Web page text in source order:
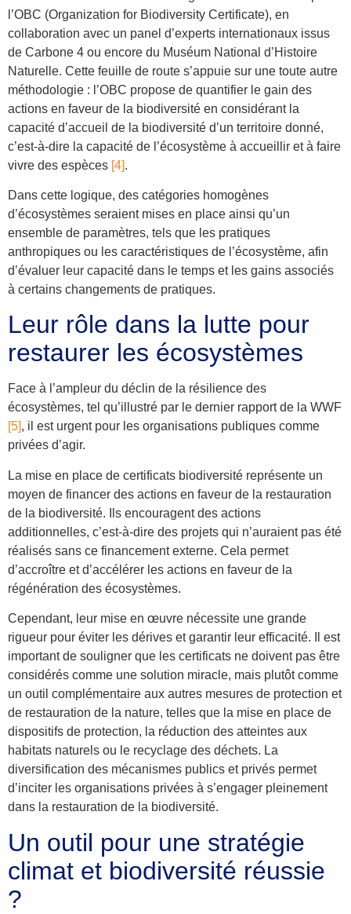
l’OBC (Organization for Biodiversity Certificate), en
collaboration avec un panel d’experts internationaux issus
de Carbone 4 ou encore du Muséum National d’Histoire
Naturelle. Cette feuille de route s’appuie sur une toute autre
méthodologie : l’OBC propose de quantifier le gain des
actions en faveur de la biodiversité en considérant la
capacité d’accueil de la biodiversité d’un territoire donné,
c’est-à-dire la capacité de l’écosystème à accueillir et à faire
vivre des espèces [4].
Dans cette logique, des catégories homogènes
d’écosystèmes seraient mises en place ainsi qu’un
ensemble de paramètres, tels que les pratiques
anthropiques ou les caractéristiques de l’écosystème, afin
d’évaluer leur capacité dans le temps et les gains associés
à certains changements de pratiques.
Leur rôle dans la lutte pour
restaurer les écosystèmes
Face à l’ampleur du déclin de la résilience des
écosystèmes, tel qu’illustré par le dernier rapport de la WWF
[5] , il est urgent pour les organisations publiques comme
privées d’agir.
La mise en place de certificats biodiversité représente un
moyen de financer des actions en faveur de la restauration
de la biodiversité. Ils encouragent des actions
additionnelles, c’est-à-dire des projets qui n’auraient pas été
réalisés sans ce financement externe. Cela permet
d’accroître et d’accélérer les actions en faveur de la
régénération des écosystèmes.
Cependant, leur mise en œuvre nécessite une grande
rigueur pour éviter les dérives et garantir leur efficacité. Il est
important de souligner que les certificats ne doivent pas être
considérés comme une solution miracle, mais plutôt comme
un outil complémentaire aux autres mesures de protection et
de restauration de la nature, telles que la mise en place de
dispositifs de protection, la réduction des atteintes aux
habitats naturels ou le recyclage des déchets. La
diversification des mécanismes publics et privés permet
d’inciter les organisations privées à s’engager pleinement
dans la restauration de la biodiversité.
Un outil pour une stratégie
climat et biodiversité réussie
?